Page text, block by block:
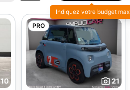
Indiquez votre budget max
10
PRO
21